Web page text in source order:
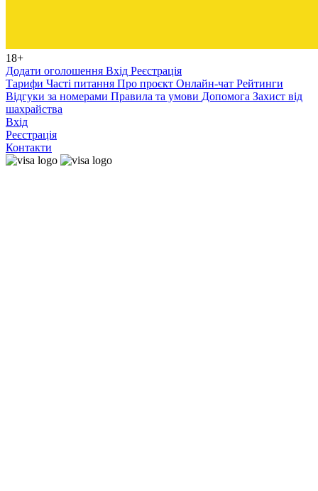
18+
Додати оголошення Вхід Реєстрація
Тарифи Часті питання Про проєкт Онлайн-чат Рейтинги
Відгуки за номерами Правила та умови Допомога Захист від
шахрайства
Вхід
Реєстрація
Контакти